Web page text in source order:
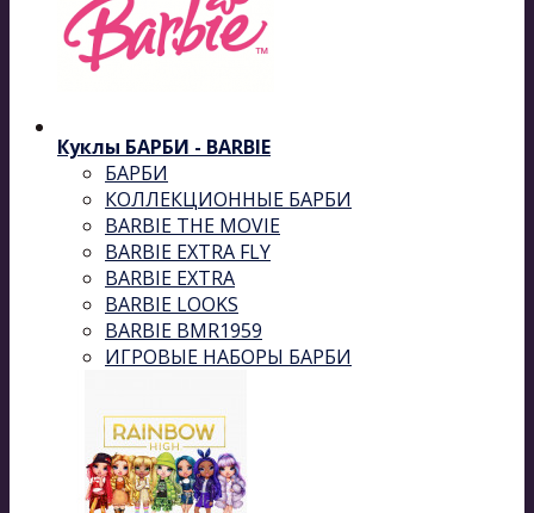
Куклы БАРБИ - BARBIE
БАРБИ
КОЛЛЕКЦИОННЫЕ БАРБИ
BARBIE THE MOVIE
BARBIE EXTRA FLY
BARBIE EXTRA
BARBIE LOOKS
BARBIE BMR1959
ИГРОВЫЕ НАБОРЫ БАРБИ